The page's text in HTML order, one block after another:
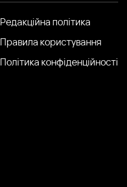
Редакційна політика
Правила користування
Політика конфіденційності